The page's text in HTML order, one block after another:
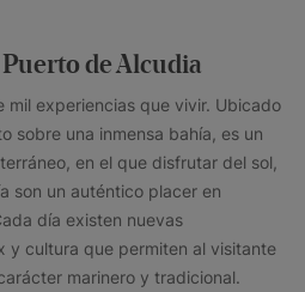
de Alcudia
mil experiencias que vivir. Ubicado
sobre una inmensa bahía, es un
en el que disfrutar del sol,
son un auténtico placer en
día existen nuevas
y cultura que permiten al visitante
marinero y tradicional.